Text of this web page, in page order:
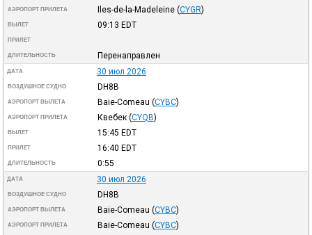
АЭРОПОРТ ПРИЛЕТА Iles-de-la-Madeleine (CYGR)
ВЫЛЕТ 09:13 EDT
ПРИЛЕТ
ДЛИТЕЛЬНОСТЬ Перенаправлен
ДАТА 30 июл 2026
ВОЗДУШНОЕ СУДНО DH8B
АЭРОПОРТ ВЫЛЕТА Baie-Comeau (CYBC)
АЭРОПОРТ ПРИЛЕТА Квебек (CYQB)
ВЫЛЕТ 15:45 EDT
ПРИЛЕТ 16:40 EDT
ДЛИТЕЛЬНОСТЬ 0:55
ДАТА 30 июл 2026
ВОЗДУШНОЕ СУДНО DH8B
АЭРОПОРТ ВЫЛЕТА Baie-Comeau (CYBC)
АЭРОПОРТ ПРИЛЕТА Baie-Comeau (CYBC)